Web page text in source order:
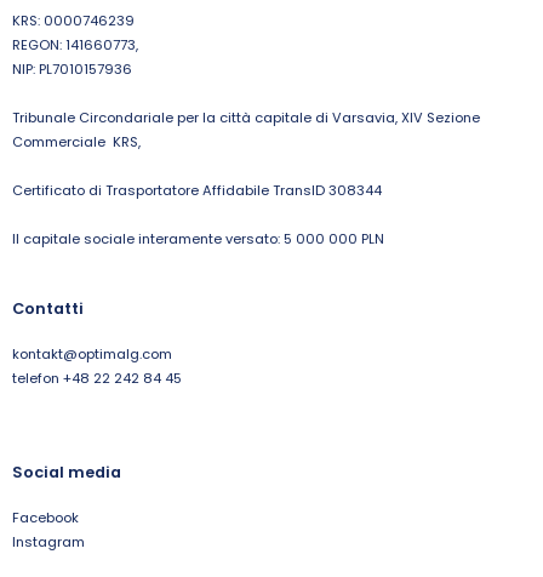
KRS: 0000746239
REGON: 141660773,
NIP: PL7010157936
Tribunale Circondariale per la città capitale di Varsavia, XIV Sezione
Commerciale KRS,
Certificato di Trasportatore Affidabile TransID 308344
Il capitale sociale interamente versato: 5 000 000 PLN
Contatti
kontakt@optimalg.com
telefon +48 22 242 84 45
Social media
Facebook
Instagram